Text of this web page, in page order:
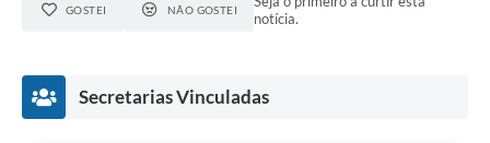
GOSTEI NÃO GOSTEI
notícia.
Secretarias Vinculadas